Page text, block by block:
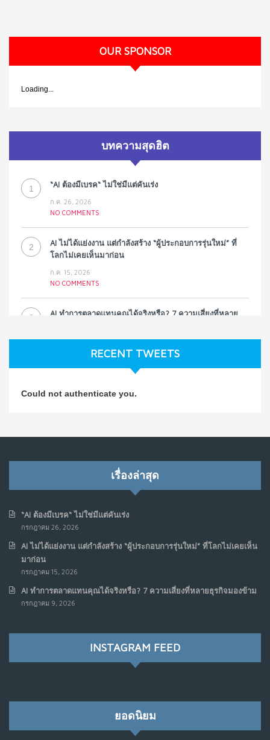
OUR SPONSOR
Loading...
บทความสุดฮิต
1 “AI ต้องมีเบรค“ ไม่ใช่มีแต่คันเร่ง
ก.ค. 26, 2026
NO COMMENTS
2
AI ไม่ได้แย่งงาน แต่กำลังสร้าง “ผู้ประกอบการรุ่นใหม่” ที่
โลกไม่เคยเห็นมาก่อน
ก.ค. 15, 2026
NO COMMENTS
3
AI ทำการตลาดแทนคุณได้จริงหรือ? 7 ความเสี่ยงที่หลาย
NO COMMENTS
Koe ในแบบอาจารย์บอม
รัฐอาจเป็นจุดเริ่มต้นของ “ขบวนการประท้วงดิจิทัล” ครั้งใหม่
6
7
เมื่อรัฐบาลเริ่มคิดแบบแพลตฟอร์ม : AI กำลังเปลี่ยนรัฐ
ราชการไปตลอดกาล
NO COMMENTS
เมื่อโลกออนไลน์ กลายเป็น“ศาลเตี้ย”
9
RECENT TWEETS
Could not authenticate you.
เรื่องล่าสุด
“AI ต้องมีเบรค“ ไม่ใช่มีแต่คันเร่ง
กรกฎาคม 26, 2026
AI ไม่ได้แย่งงาน แต่กำลังสร้าง “ผู้ประกอบการรุ่นใหม่” ที่โลกไม่เคยเห็น
มาก่อน
กรกฎาคม 15, 2026
AI ทำการตลาดแทนคุณได้จริงหรือ? 7 ความเสี่ยงที่หลายธุรกิจมองข้าม
กรกฎาคม 9, 2026
INSTAGRAM FEED
ยอดนิยม